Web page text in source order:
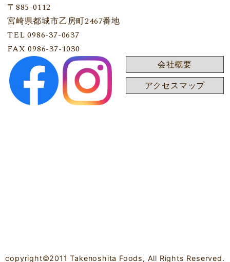
〒885-0112
宮崎県都城市乙房町2467番地
TEL 0986-37-0637
FAX 0986-37-1030
会社概要
アクセスマップ
copyright©2011 Takenoshita Foods, All Rights Reserved.